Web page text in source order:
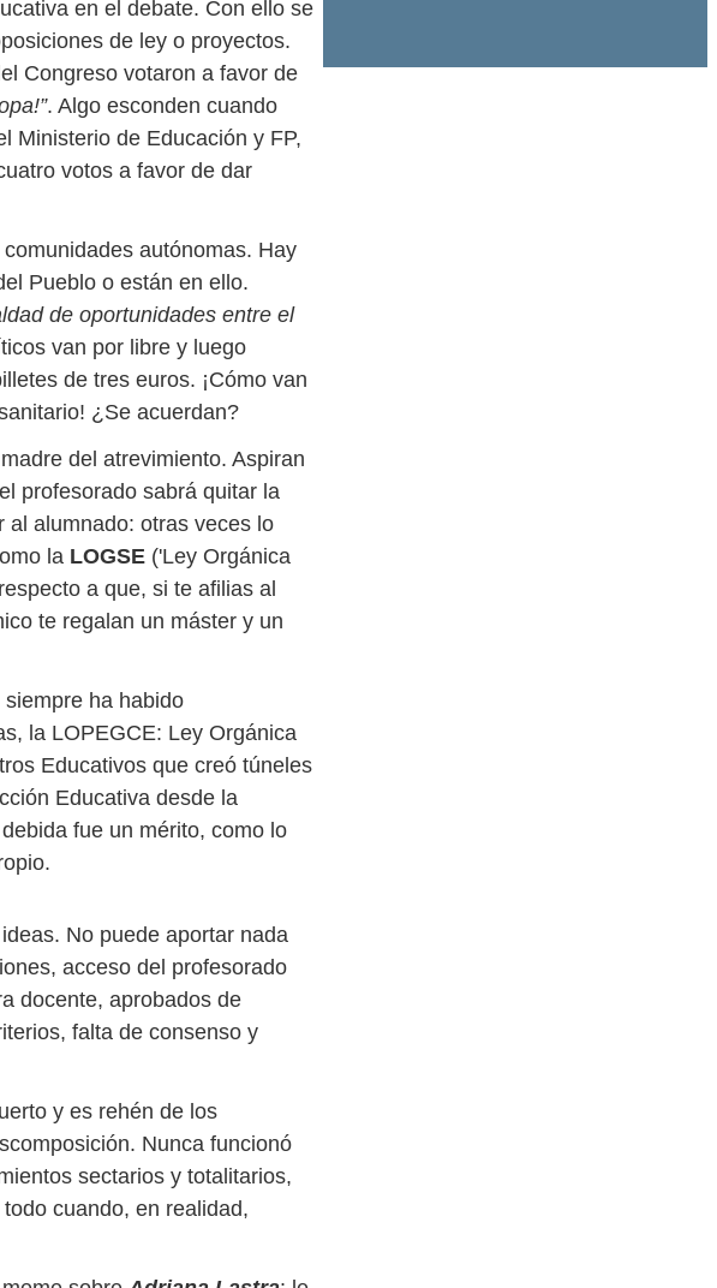
en el debate. Con ello se
de ley o proyectos.
Congreso votaron a favor de
. Algo esconden cuando
Ministerio de Educación y FP,
votos a favor de dar
autónomas. Hay
Pueblo o están en ello.
de oportunidades entre el
van por libre y luego
de tres euros. ¡Cómo van
¿Se acuerdan?
del atrevimiento. Aspiran
profesorado sabrá quitar la
al alumnado: otras veces lo
la LOGSE ('Ley Orgánica
a que, si te afilias al
te regalan un máster y un
ha habido
la LOPEGCE: Ley Orgánica
Educativos que creó túneles
Educativa desde la
fue un mérito, como lo
No puede aportar nada
acceso del profesorado
docente, aprobados de
falta de consenso y
y es rehén de los
Nunca funcionó
sectarios y totalitarios,
cuando, en realidad,